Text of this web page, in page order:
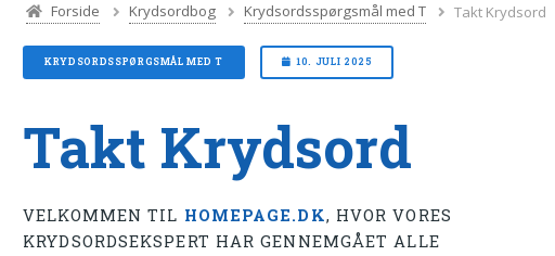
Forside Krydsordbog Krydsordsspørgsmål med T Takt Krydsord
KRYDSORDSSPØRGSMÅL MED T 10. JULI 2025
Takt Krydsord
VELKOMMEN TIL HOMEPAGE.DK, HVOR VORES
KRYDSORDSEKSPERT HAR GENNEMGÅET ALLE